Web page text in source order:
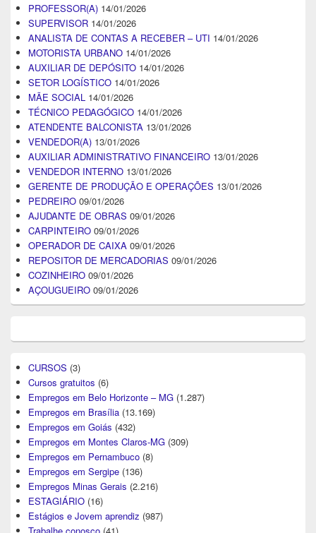
PROFESSOR(A) 14/01/2026
SUPERVISOR 14/01/2026
ANALISTA DE CONTAS A RECEBER – UTI 14/01/2026
MOTORISTA URBANO 14/01/2026
AUXILIAR DE DEPÓSITO 14/01/2026
SETOR LOGÍSTICO 14/01/2026
MÃE SOCIAL 14/01/2026
TÉCNICO PEDAGÓGICO 14/01/2026
ATENDENTE BALCONISTA 13/01/2026
VENDEDOR(A) 13/01/2026
AUXILIAR ADMINISTRATIVO FINANCEIRO 13/01/2026
VENDEDOR INTERNO 13/01/2026
GERENTE DE PRODUÇÃO E OPERAÇÕES 13/01/2026
PEDREIRO 09/01/2026
AJUDANTE DE OBRAS 09/01/2026
CARPINTEIRO 09/01/2026
OPERADOR DE CAIXA 09/01/2026
REPOSITOR DE MERCADORIAS 09/01/2026
COZINHEIRO 09/01/2026
AÇOUGUEIRO 09/01/2026
CURSOS (3)
Cursos gratuitos (6)
Empregos em Belo Horizonte – MG (1.287)
Empregos em Brasília (13.169)
Empregos em Goiás (432)
Empregos em Montes Claros-MG (309)
Empregos em Pernambuco (8)
Empregos em Sergipe (136)
Empregos Minas Gerais (2.216)
ESTAGIÁRIO (16)
Estágios e Jovem aprendiz (987)